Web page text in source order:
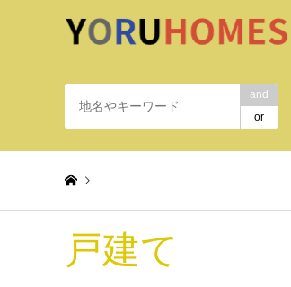
and
or
Warning: Attempt to read property
戸建て